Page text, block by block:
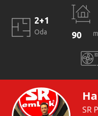
2+1
Oda 90 m
SR